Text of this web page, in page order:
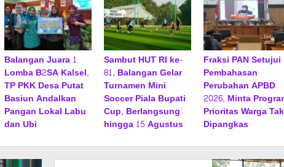
Balangan Juara 1
Lomba B2SA Kalsel,
TP PKK Desa Putat
Basiun Andalkan
Pangan Lokal Labu
dan Ubi
Sambut HUT RI ke-
81, Balangan Gelar
Turnamen Mini
Soccer Piala Bupati
Cup, Berlangsung
hingga 15 Agustus
Fraksi PAN Setujui
Pembahasan
Perubahan APBD
2026, Minta
Prioritas Warga Tak
Dipangkas